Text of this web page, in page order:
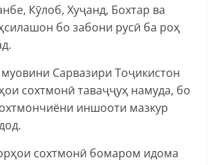
Кӯлоб, Хуҷанд, Бохтар ва
бо забони русӣ ба роҳ
Сарвазири Тоҷикистон
сохтмонӣ таваҷҷуҳ намуда, бо
иншооти мазкур
сохтмонӣ бомаром идома